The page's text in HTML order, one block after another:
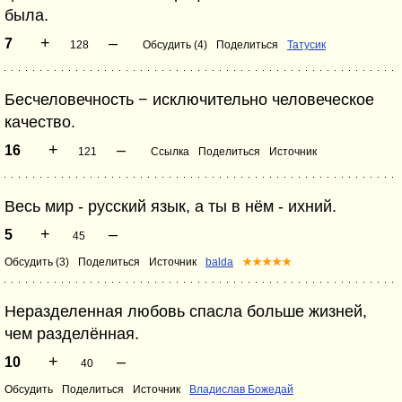
была.
7 + 128 – Обсудить (4) Поделиться Татусик
Бесчеловечность − исключительно человеческое
качество.
16 + 121 – Ссылка Поделиться Источник
Весь мир - русский язык, а ты в нём - ихний.
5 + 45 –
Обсудить (3) Поделиться Источник balda ★★★★★
Неразделенная любовь спасла больше жизней,
чем разделённая.
10 + 40 –
Обсудить Поделиться Источник Владислав Божедай